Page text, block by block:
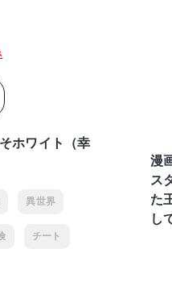
ホワイト（幸
異世界
チート
漫
ス
た
し